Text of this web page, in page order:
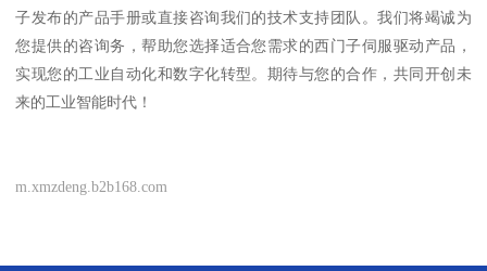
子发布的产品手册或直接咨询我们的技术支持团队。我们将竭诚为
您提供的咨询务，帮助您选择适合您需求的西门子伺服驱动产品，
实现您的工业自动化和数字化转型。期待与您的合作，共同开创未
来的工业智能时代！
m.xmzdeng.b2b168.com